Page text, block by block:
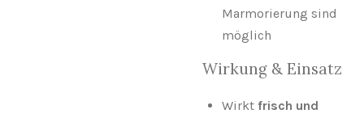
Marmorierung sind
möglich
Wirkung & Einsatz
Wirkt frisch und